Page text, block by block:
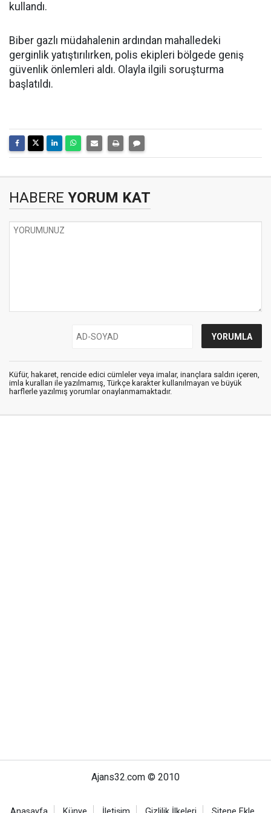
kullandı.
Biber gazlı müdahalenin ardından mahalledeki
gerginlik yatıştırılırken, polis ekipleri bölgede geniş
güvenlik önlemleri aldı. Olayla ilgili soruşturma
başlatıldı.
HABERE YORUM KAT
Küfür, hakaret, rencide edici cümleler veya imalar, inançlara saldırı içeren,
imla kuralları ile yazılmamış, Türkçe karakter kullanılmayan ve büyük
harflerle yazılmış yorumlar onaylanmamaktadır.
Ajans32.com © 2010